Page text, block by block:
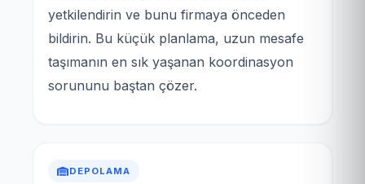
yetkilendirin ve bunu firmaya önceden
bildirin. Bu küçük planlama, uzun mesafe
taşımanın en sık yaşanan koordinasyon
sorununu baştan çözer.
DEPOLAMA